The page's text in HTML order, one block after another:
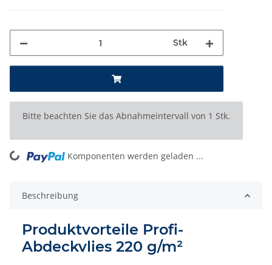
Stk
x
Bitte beachten Sie das Abnahmeintervall von 1 Stk.
Komponenten werden geladen ...
Beschreibung
Produktvorteile Profi-
Abdeckvlies 220 g/m²